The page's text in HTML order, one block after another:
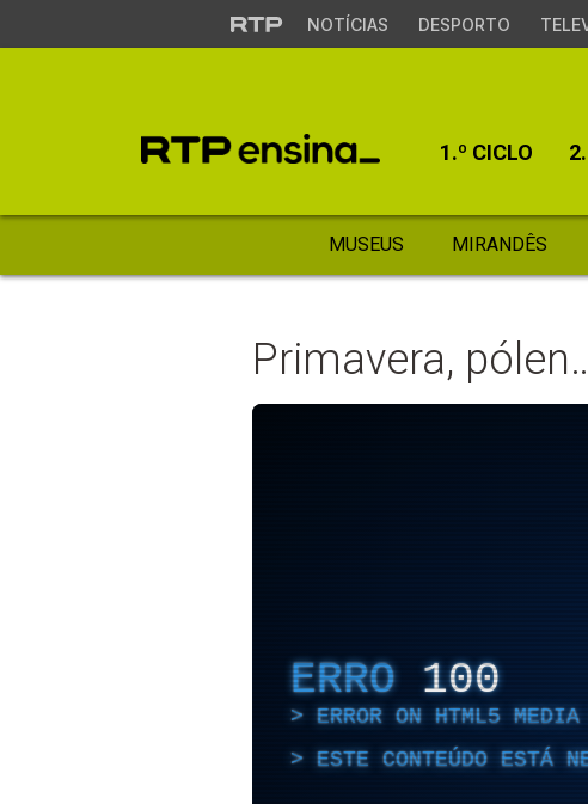
NOTÍCIAS DESPORTO
1.º CICLO
MUSEUS MIRANDÊS
Primavera,
ERRO 100
ERROR ON HTML5 MEDIA
ESTE CONTEÚDO ESTÁ